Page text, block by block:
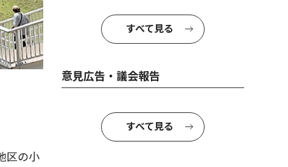
区の小
すべて見る
意見広告・議会報告
すべて見る